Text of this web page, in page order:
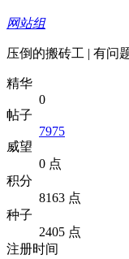
网站组
压倒的搬砖工 | 有问
精华
0
帖子
7975
威望
0 点
积分
8163 点
种子
2405 点
注册时间